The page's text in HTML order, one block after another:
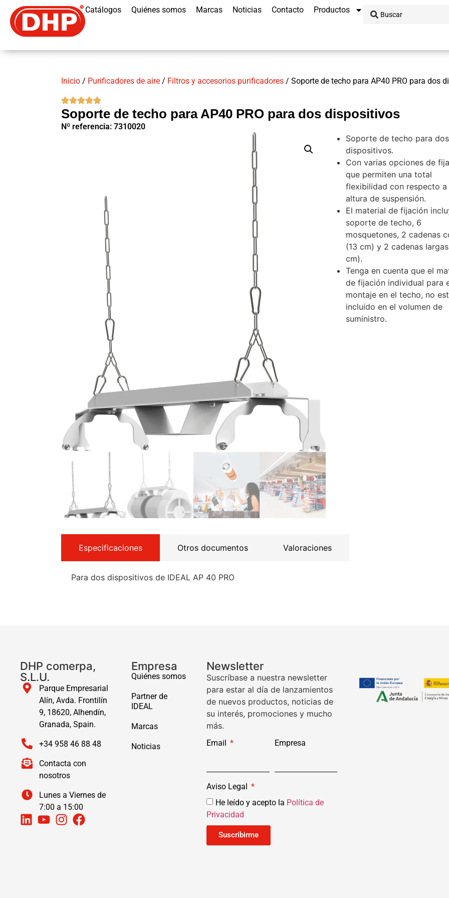
Catálogos Quiénes somos Marcas Noticias Contacto Productos
Inicio / Purificadores de aire / Filtros y accesorios purificadores / Soporte de techo para AP40 PRO para dos
Soporte de techo para AP40 PRO para dos dispositivos
Nº referencia: 7310020
Soporte de techo para dos
dispositivos.
Con varias opciones de
que permiten una total
flexibilidad con respecto a
altura de suspensión.
El material de fijación
soporte de techo, 6
mosquetones, 2 cadenas
(13 cm) y 2 cadenas
cm).
Tenga en cuenta que el
de fijación individual para
montaje en el techo, no
incluido en el volumen de
suministro.
Especificaciones Otros documentos Valoraciones
Para dos dispositivos de IDEAL AP 40 PRO
DHP comerpa,
S.L.U.
Parque Empresarial
Alín, Avda. Frontilín
9, 18620, Alhendín,
Granada, Spain.
+34 958 46 88 48
Contacta con
nosotros
Lunes a Viernes de
7:00 a 15:00
Empresa
Quiénes somos
Partner de
IDEAL
Marcas
Noticias
Newsletter
Suscríbase a nuestra newsletter
para estar al día de lanzamientos
de nuevos productos, noticias de
su interés, promociones y mucho
más.
Email Empresa
Aviso Legal
He leído y acepto la Política de
Privacidad
Suscribirme